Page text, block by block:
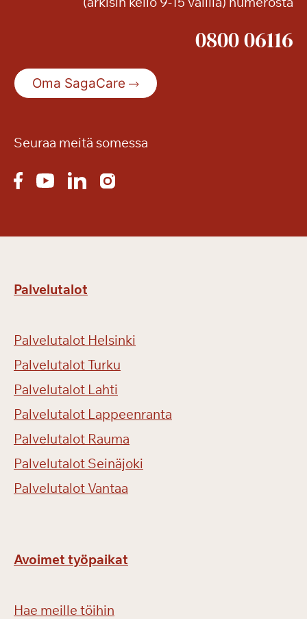
0800 06116
Oma SagaCare
Seuraa meitä somessa
Palvelutalot
Palvelutalot Helsinki
Palvelutalot Turku
Palvelutalot Lahti
Palvelutalot Lappeenranta
Palvelutalot Rauma
Palvelutalot Seinäjoki
Palvelutalot Vantaa
Avoimet työpaikat
Hae meille töihin